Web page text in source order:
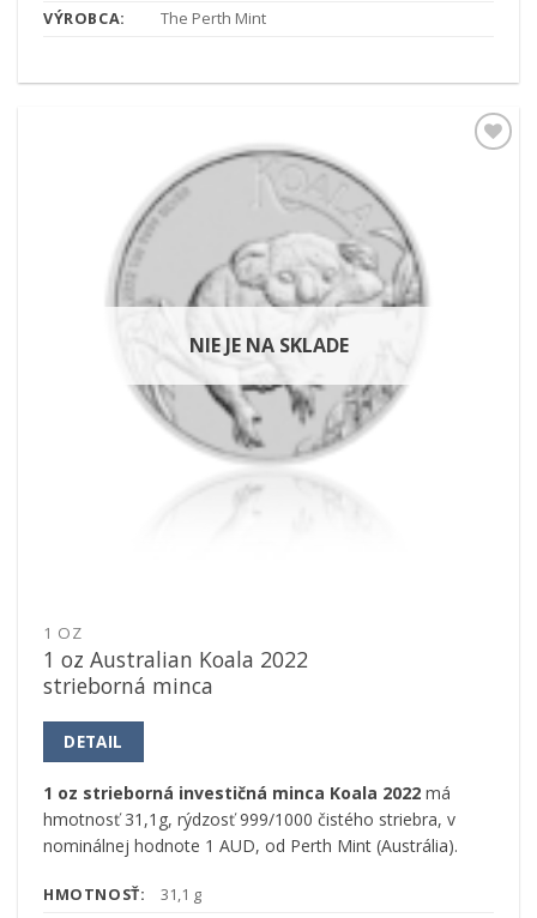
VÝROBCA:
The Perth Mint
NIE JE NA SKLADE
1 OZ
1 oz Australian Koala 2022
strieborná minca
DETAIL
1 oz strieborná investičná minca Koala 2022 má
hmotnosť 31,1g, rýdzosť 999/1000 čistého striebra, v
nominálnej hodnote 1 AUD, od Perth Mint (Austrália).
HMOTNOSŤ:
31,1 g